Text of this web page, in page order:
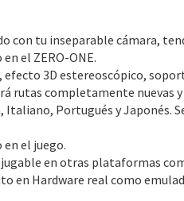
con tu inseparable cámara,
el ZERO-ONE.
3D estereoscópico,
rutas completamente nuevas
Portugués y Japonés.
en el juego.
en otras plataformas
en Hardware real como